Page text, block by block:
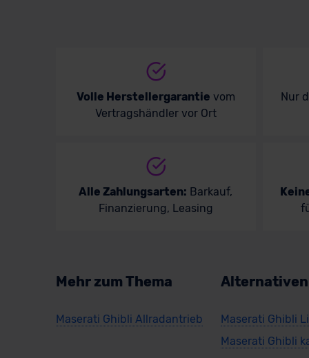
Volle Herstellergarantie vom
Vertragshändler vor Ort
Nur
Alle Zahlungsarten: Barkauf,
Finanzierung, Leasing
Mehr zum Thema
Maserati Ghibli Allradantrieb
Alternativen
Maserati Ghibli
Maserati Ghibli